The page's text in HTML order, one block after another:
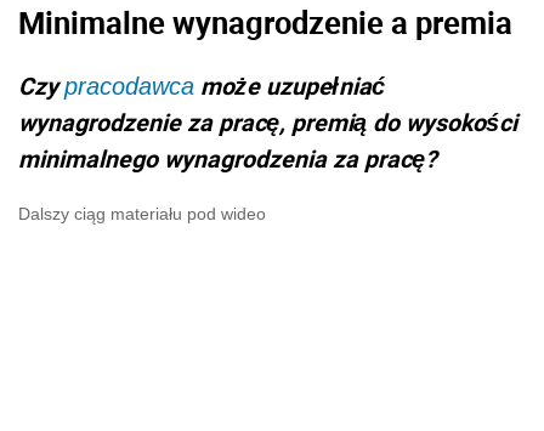
Minimalne wynagrodzenie a premia
Czypracodawca może uzupełniać
wynagrodzenie za pracę, premią do wysokości
minimalnego wynagrodzenia za pracę?
Dalszy ciąg materiału pod wideo